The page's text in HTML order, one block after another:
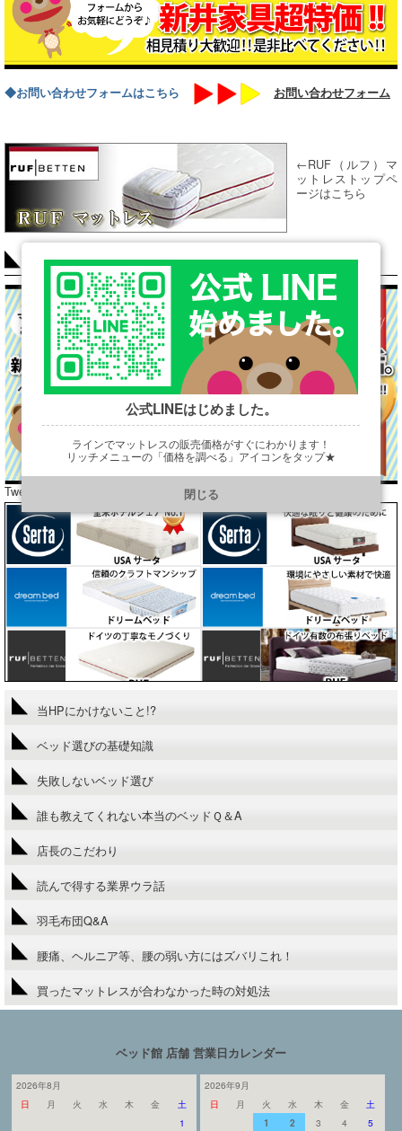
◆お問い合わせフォームはこちら お問い合わせフォーム
←RUF（ルフ）マ
ットレストップペ
ージはこちら
COLUMN
Tweets by araibed300
当HPにかけないこと!?
ベッド選びの基礎知識
失敗しないベッド選び
誰も教えてくれない本当のベッドＱ＆A
店長のこだわり
読んで得する業界ウラ話
羽毛布団Q&A
腰痛、ヘルニア等、腰の弱い方にはズバリこれ！
買ったマットレスが合わなかった時の対処法
ベッド館 店舗 営業日カレンダー
2026年8月
日
月 火 水 木 金
土
1
2026年9月
日
月 火 水 木 金
土
1
2 3 4
5
公式LINEはじめました。
ラインでマットレスの販売価格がすぐにわかります！
リッチメニューの「価格を調べる」アイコンをタップ★
https://line.me/R/ti/p/@901ptzjz
閉じる